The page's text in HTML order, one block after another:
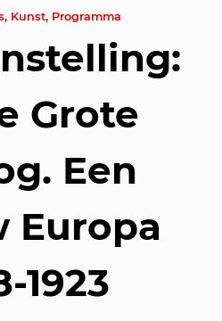
, Kunst, Programma
Grote
Een
Europa
1923